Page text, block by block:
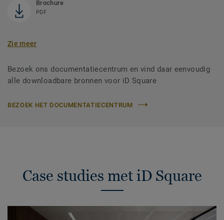
Brochure
PDF
Zie meer
Bezoek ons documentatiecentrum en vind daar eenvoudig
alle downloadbare bronnen voor iD Square
BEZOEK HET DOCUMENTATIECENTRUM
Case studies met iD Square